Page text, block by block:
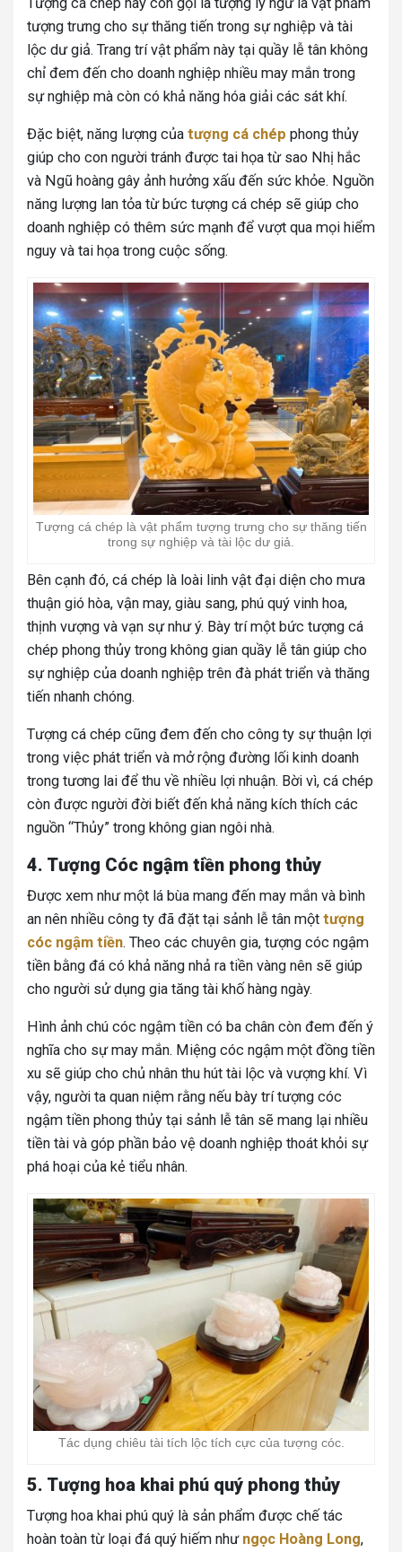
Tượng cá chép hay còn gọi là tượng lý ngư là vật phẩm
tượng trưng cho sự thăng tiến trong sự nghiệp và tài
lộc dư giả. Trang trí vật phẩm này tại quầy lễ tân không
chỉ đem đến cho doanh nghiệp nhiều may mắn trong
sự nghiệp mà còn có khả năng hóa giải các sát khí.
Đặc biệt, năng lượng của tượng cá chép phong thủy
giúp cho con người tránh được tai họa từ sao Nhị hắc
và Ngũ hoàng gây ảnh hưởng xấu đến sức khỏe. Nguồn
năng lượng lan tỏa từ bức tượng cá chép sẽ giúp cho
doanh nghiệp có thêm sức mạnh để vượt qua mọi hiểm
nguy và tai họa trong cuộc sống.
Tượng cá chép là vật phẩm tượng trưng cho sự thăng tiến
trong sự nghiệp và tài lộc dư giả.
Bên cạnh đó, cá chép là loài linh vật đại diện cho mưa
thuận gió hòa, vận may, giàu sang, phú quý vinh hoa,
thịnh vượng và vạn sự như ý. Bày trí một bức tượng cá
chép phong thủy trong không gian quầy lễ tân giúp cho
sự nghiệp của doanh nghiệp trên đà phát triển và thăng
tiến nhanh chóng.
Tượng cá chép cũng đem đến cho công ty sự thuận lợi
trong việc phát triển và mở rộng đường lối kinh doanh
trong tương lai để thu về nhiều lợi nhuận. Bời vì, cá chép
còn được người đời biết đến khả năng kích thích các
nguồn “Thủy” trong không gian ngôi nhà.
4. Tượng Cóc ngậm tiền phong thủy
Được xem như một lá bùa mang đến may mắn và bình
an nên nhiều công ty đã đặt tại sảnh lễ tân một tượng
cóc ngậm tiền. Theo các chuyên gia, tượng cóc ngậm
tiền bằng đá có khả năng nhả ra tiền vàng nên sẽ giúp
cho người sử dụng gia tăng tài khố hàng ngày.
Hình ảnh chú cóc ngậm tiền có ba chân còn đem đến ý
nghĩa cho sự may mắn. Miệng cóc ngậm một đồng tiền
xu sẽ giúp cho chủ nhân thu hút tài lộc và vượng khí. Vì
vậy, người ta quan niệm rằng nếu bày trí tượng cóc
ngậm tiền phong thủy tại sảnh lễ tân sẽ mang lại nhiều
tiền tài và góp phần bảo vệ doanh nghiệp thoát khỏi sự
phá hoại của kẻ tiểu nhân.
Tác dụng chiêu tài tích lộc tích cực của tượng cóc.
5. Tượng hoa khai phú quý phong thủy
Tượng hoa khai phú quý là sản phẩm được chế tác
hoàn toàn từ loại đá quý hiếm như ngọc Hoàng Long,